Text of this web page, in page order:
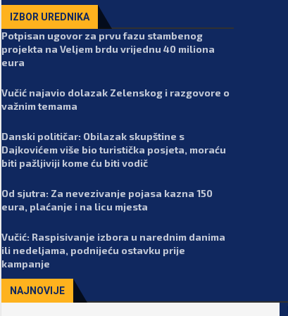
IZBOR UREDNIKA
Potpisan ugovor za prvu fazu stambenog
projekta na Veljem brdu vrijednu 40 miliona
eura
Vučić najavio dolazak Zelenskog i razgovore o
važnim temama
Danski političar: Obilazak skupštine s
Dajkovićem više bio turistička posjeta, moraću
biti pažljiviji kome ću biti vodič
Od sjutra: Za nevezivanje pojasa kazna 150
eura, plaćanje i na licu mjesta
Vučić: Raspisivanje izbora u narednim danima
ili nedeljama, podnijeću ostavku prije
kampanje
NAJNOVIJE